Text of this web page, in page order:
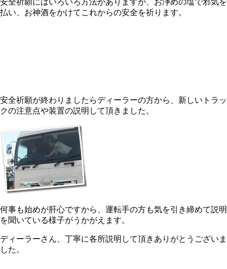
払い、お神酒をかけてこれからの安全を祈ります。
安全祈願が終わりましたらディーラーの方から、新しいトラッ
クの注意点や装置の説明して頂きました。
何事も始めが肝心ですから、運転手の方も気を引き締めて説明
を聞いている様子がうかがえます。
ディーラーさん、丁寧に各所説明して頂きありがとうございま
した。